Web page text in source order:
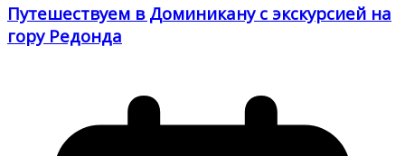
Путешествуем в Доминикану с экскурсией на
гору Редонда